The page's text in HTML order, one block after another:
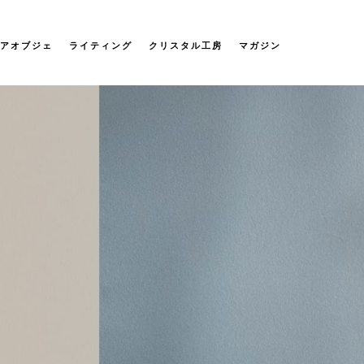
オブジェ ライティング クリスタル工房 マガジン